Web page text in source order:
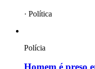
· Política
Polícia